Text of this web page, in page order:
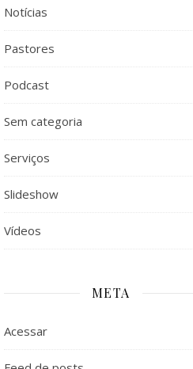
Notícias
Pastores
Podcast
Sem categoria
Serviços
Slideshow
Vídeos
META
Acessar